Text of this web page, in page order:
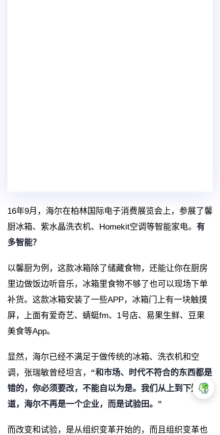
16年9月，海尔在柏林国际电子消费展览会上，参展了馨
厨冰箱、紫水晶洗衣机、Homekit空调等智能家电。 有
多智能？
以馨厨为例，这款冰箱除了储藏食物，还能让你在厨房
里边做饭边听音乐，冰箱里食物不够了也可以现场下单
补货。 这款冰箱安装了一些APP，冰箱门上有一块触摸
屏，上面有爱奇艺、蜻蜓fm、1号店、易果生鲜、豆果
美食等App。
显然，海尔已经不满足于做传统的冰箱、洗衣机和空
调，张瑞敏曾经坦言， “和市场、时代不符合的东西都是
错的，你必须要改，不能自以为是。我们从上到下知
道，海尔不再是一个企业，而是试验田。”
而改变和试验，是从组织变革开始的，而且组织变革也